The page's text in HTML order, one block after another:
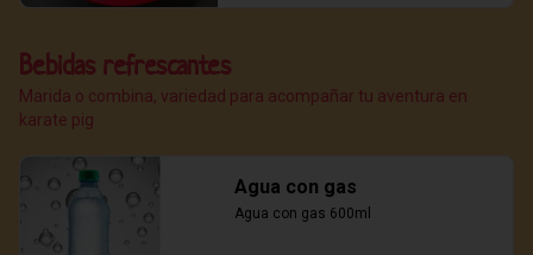
Bebidas refrescantes
Marida o combina, variedad para acompañar tu aventura en
karate pig
Agua con gas
Agua con gas 600ml